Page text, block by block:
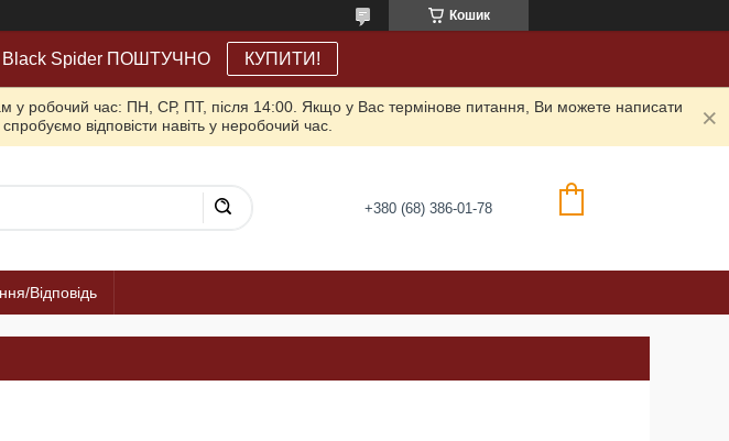
Кошик
Black Spider ПОШТУЧНО КУПИТИ!
робочий час: ПН, СР, ПТ, після 14:00. Якщо у Вас термінове питання, Ви можете написати
відповісти навіть у неробочий час.
+380 (68) 386-01-78
Відповідь